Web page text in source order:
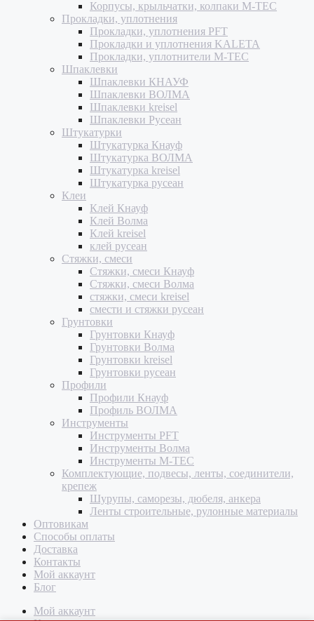
Корпусы, крыльчатки, колпаки M-TEC
Прокладки, уплотнения
Прокладки, уплотнения PFT
Прокладки и уплотнения KALETA
Прокладки, уплотнители M-TEC
Шпаклевки
Шпаклевки КНАУФ
Шпаклевки ВОЛМА
Шпаклевки kreisel
Шпаклевки Русеан
Штукатурки
Штукатурка Кнауф
Штукатурка ВОЛМА
Штукатурка kreisel
Штукатурка русеан
Клеи
Клей Кнауф
Клей Волма
Клей kreisel
клей русеан
Стяжки, смеси
Стяжки, смеси Кнауф
Стяжки, смеси Волма
стяжки, смеси kreisel
смести и стяжки русеан
Грунтовки
Грунтовки Кнауф
Грунтовки Волма
Грунтовки kreisel
Грунтовки русеан
Профили
Профили Кнауф
Профиль ВОЛМА
Инструменты
Инструменты PFT
Инструменты Волма
Инструменты M-TEC
Комплектующие, подвесы, ленты, соединители,
крепеж
Шурупы, саморезы, дюбеля, анкера
Ленты строительные, рулонные материалы
Оптовикам
Способы оплаты
Доставка
Контакты
Мой аккаунт
Блог
Мой аккаунт